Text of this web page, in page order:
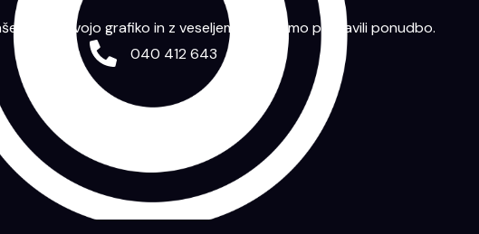
s svojo grafiko in z veseljem vam bomo pripravili ponudbo.
040 412 643